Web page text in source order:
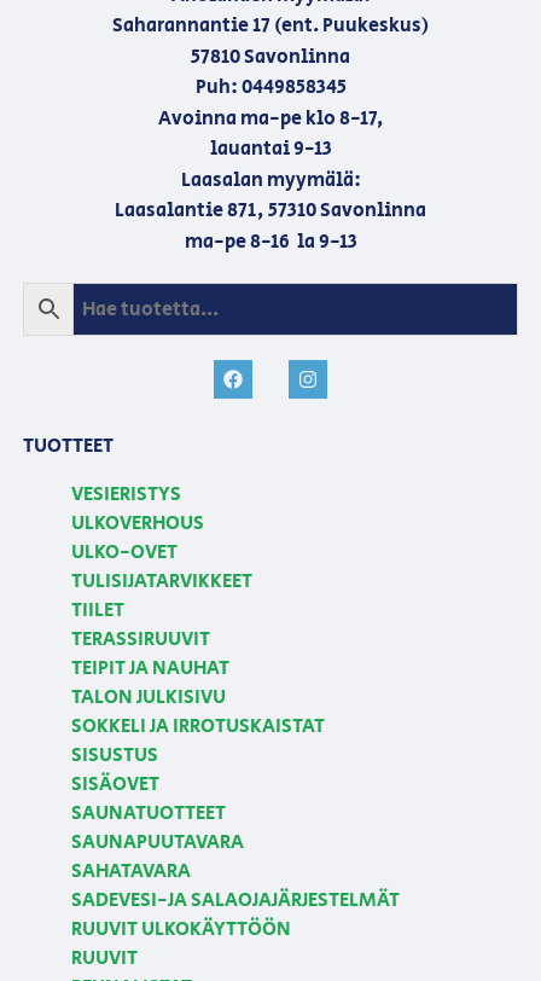
Saharannantie 17 (ent. Puukeskus)
57810 Savonlinna
Puh: 0449858345
Avoinna ma-pe klo 8-17,
lauantai 9-13
Laasalan myymälä:
Laasalantie 871, 57310 Savonlinna
ma-pe 8-16 la 9-13
TUOTTEET
VESIERISTYS
ULKOVERHOUS
ULKO-OVET
TULISIJATARVIKKEET
TIILET
TERASSIRUUVIT
TEIPIT JA NAUHAT
TALON JULKISIVU
SOKKELI JA IRROTUSKAISTAT
SISUSTUS
SISÄOVET
SAUNATUOTTEET
SAUNAPUUTAVARA
SAHATAVARA
SADEVESI-JA SALAOJAJÄRJESTELMÄT
RUUVIT ULKOKÄYTTÖÖN
RUUVIT